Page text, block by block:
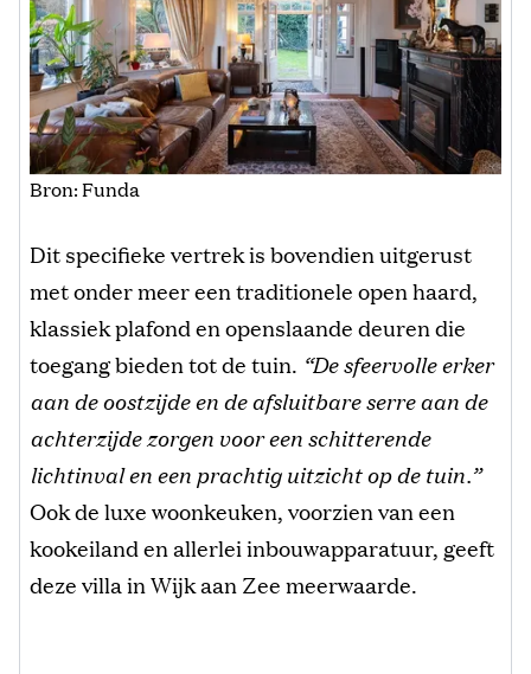
Bron: Funda
Dit specifieke vertrek is bovendien uitgerust
met onder meer een traditionele open haard,
klassiek plafond en openslaande deuren die
toegang bieden tot de tuin. “De sfeervolle erker
aan de oostzijde en de afsluitbare serre aan de
achterzijde zorgen voor een schitterende
lichtinval en een prachtig uitzicht op de tuin.”
Ook de luxe woonkeuken, voorzien van een
kookeiland en allerlei inbouwapparatuur, geeft
deze villa in Wijk aan Zee meerwaarde.